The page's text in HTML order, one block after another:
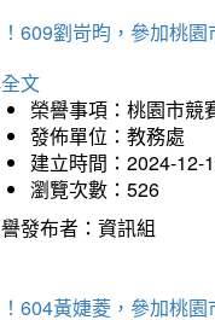
609劉岢昀，參加桃
文
榮譽事項：桃園市競
發佈單位：教務處
建立時間：2024-12-
瀏覽次數：526
發布者：資訊組
604黃婕菱，參加桃